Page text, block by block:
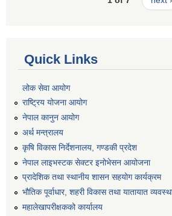
Quick Links
लोक सेवा आयोग
राष्ट्रिय योजना आयोग
नेपाल कानुन आयोग
अर्थ मन्त्रालय
कृषि विकास निर्देशनालय, गण्डकी प्रदेश
नेपाल लाइभस्टक सेक्टर इनोभेसन आयोजना
प्रादेशिक तथा स्थानीय शासन सहयोग कार्यक्रम
भौतिक पूर्वाधार, शहरी विकास तथा यातायात
महालेखापरीक्षकको कार्यालय